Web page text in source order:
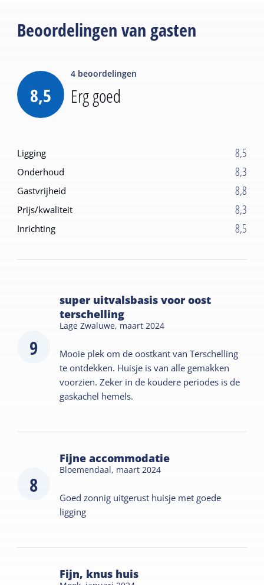
Beoordelingen van gasten
8,5
4 beoordelingen
Erg goed
Ligging 8,5
Onderhoud 8,3
Gastvrijheid 8,8
Prijs/kwaliteit 8,3
Inrichting 8,5
9
super uitvalsbasis voor oost
terschelling
Lage Zwaluwe, maart 2024
Mooie plek om de oostkant van Terschelling
te ontdekken. Huisje is van alle gemakken
voorzien. Zeker in de koudere periodes is de
gaskachel hemels.
8
Fijne accommodatie
Bloemendaal, maart 2024
Goed zonnig uitgerust huisje met goede
ligging
Fijn, knus huis